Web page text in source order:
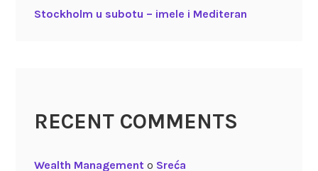
Stockholm u subotu – imele i Mediteran
RECENT COMMENTS
Wealth Managemento Sreća